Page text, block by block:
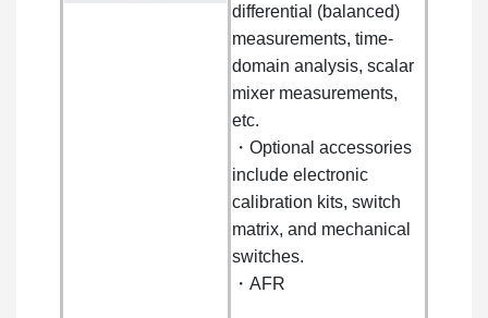
differential (balanced)
measurements, time-
domain analysis, scalar
mixer measurements,
etc.
・Optional accessories
include electronic
calibration kits, switch
matrix, and mechanical
switches.
・AFR